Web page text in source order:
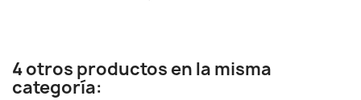
4 otros productos en la misma
categoría: